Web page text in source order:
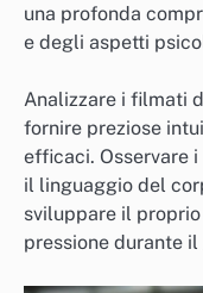
una profonda
e degli aspetti
Analizzare i filmati
fornire preziose
efficaci. Osservare
il linguaggio del
sviluppare il
pressione durante